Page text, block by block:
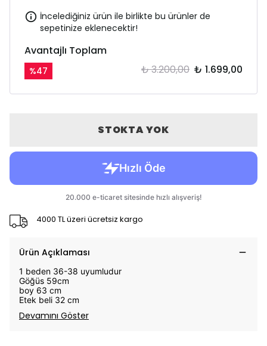
İncelediğiniz ürün ile birlikte bu ürünler de
sepetinize eklenecektir!
Avantajlı Toplam
%47 ₺ 3.200,00 ₺ 1.699,00
STOKTA YOK
4000 TL üzeri ücretsiz kargo
Ürün Açıklaması
1 beden 36-38 uyumludur
Göğüs 59cm
boy 63 cm
Etek beli 32 cm
Devamını Göster